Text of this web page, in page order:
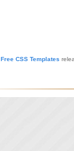
Free CSS Templates